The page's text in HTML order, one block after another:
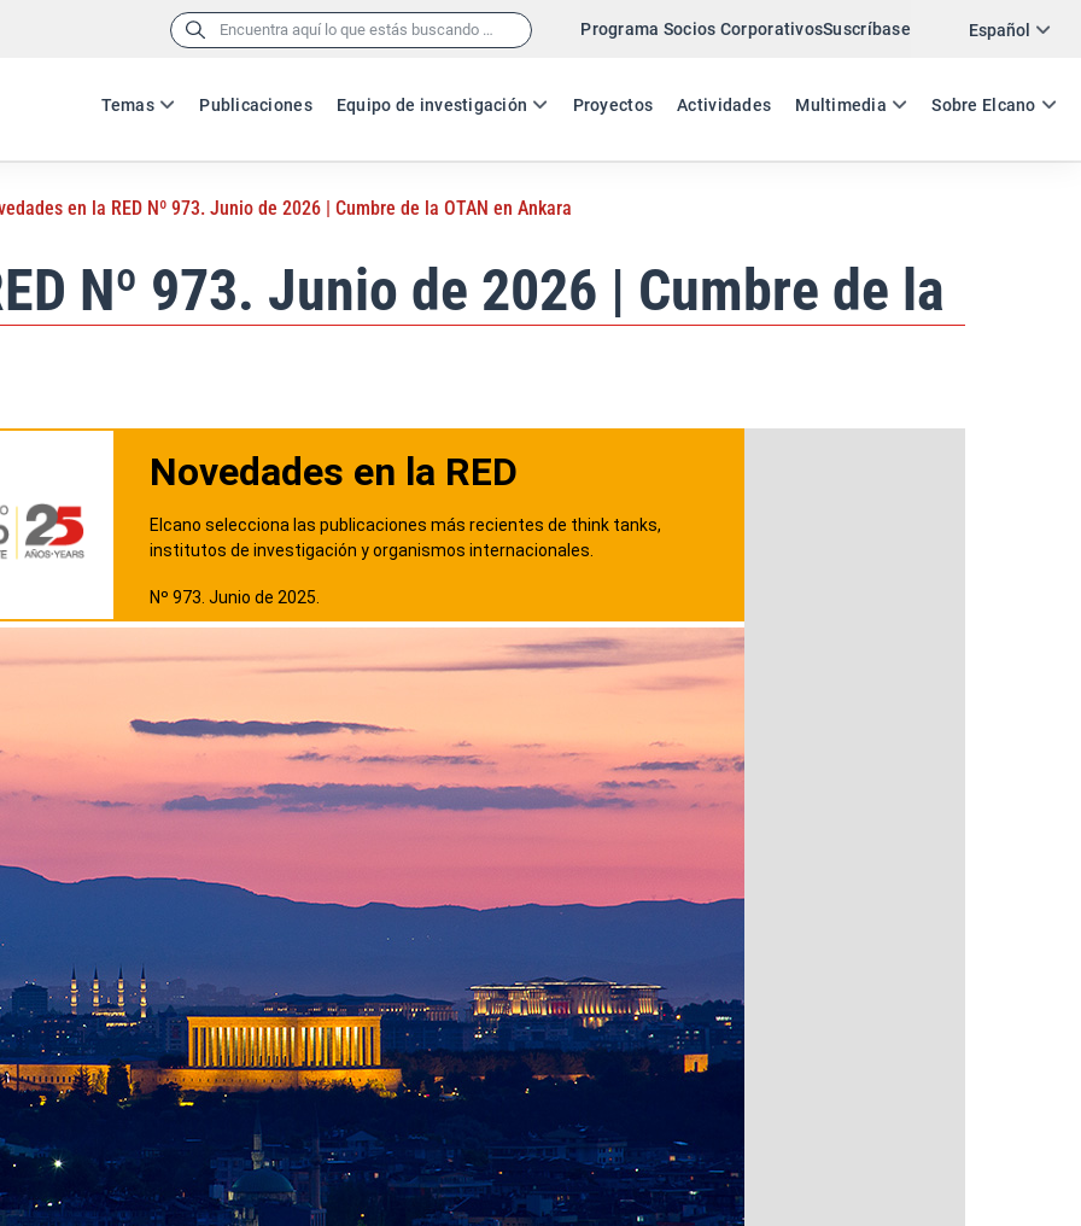
Buscar: Programa Socios CorporativosSuscríbase Español
ES EN
Temas Publicaciones Equipo de investigación Proyectos Actividades Multimedia Sobre Elcano
Twitter
en la RED Nº 973. Junio de 2026 | Cumbre de la OTAN en Ankara
Nº 973. Junio de 2026 | Cumbre de la